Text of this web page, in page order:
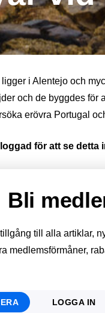
i Alentejo och
och de byggdes för
erövra Portugal
för att se detta
Bli
till alla artiklar,
medlemsförmåner,
LOGGA IN